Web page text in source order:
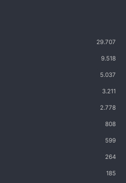
29.707
9.518
5.037
3.211
2.778
808
599
264
185